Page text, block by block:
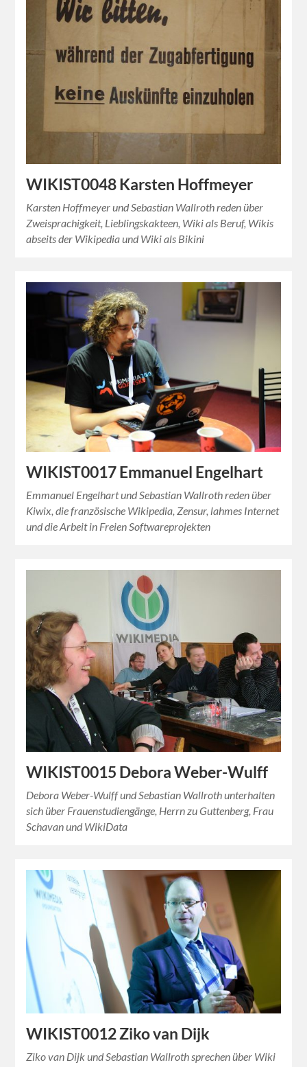
WIKIST0048 Karsten Hoffmeyer
Karsten Hoffmeyer und Sebastian Wallroth reden über
Zweisprachigkeit, Lieblingskakteen, Wiki als Beruf, Wikis
abseits der Wikipedia und Wiki als Bikini
WIKIST0017 Emmanuel Engelhart
Emmanuel Engelhart und Sebastian Wallroth reden über
Kiwix, die französische Wikipedia, Zensur, lahmes Internet
und die Arbeit in Freien Softwareprojekten
WIKIST0015 Debora Weber-Wulff
Debora Weber-Wulff und Sebastian Wallroth unterhalten
sich über Frauenstudiengänge, Herrn zu Guttenberg, Frau
Schavan und WikiData
WIKIST0012 Ziko van Dijk
Ziko van Dijk und Sebastian Wallroth sprechen über Wiki